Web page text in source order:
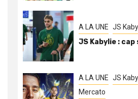
A LA UNE JS
JS Kabylie : cap
A LA UNE JS
Mercato